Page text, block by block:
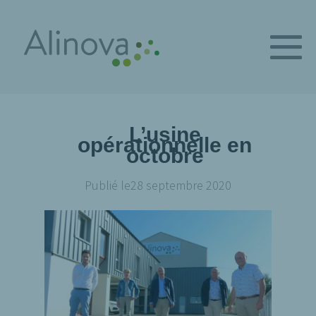
L’usine
opérationnelle en
octobre
Publié le28 septembre 2020